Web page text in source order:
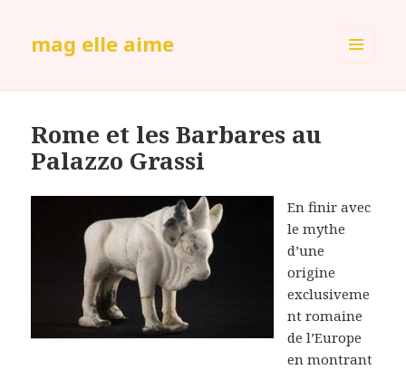
mag elle aime
Rome et les Barbares au
Palazzo Grassi
En finir avec
le mythe
d’une
origine
exclusiveme
nt romaine
de l’Europe
en montrant